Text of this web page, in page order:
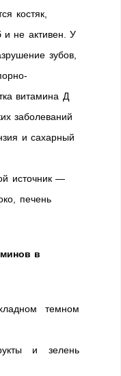
костяк,
и не активен. У
зубов,
витамина Д
заболеваний
и сахарный
источник —
печень
в
темном
и зелень